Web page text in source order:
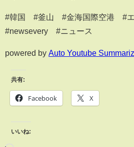
#韓国 #釜山 #金海国際空港 #
#newsevery #ニュース
powered by Auto Youtube
共有:
Facebook X
いいね: